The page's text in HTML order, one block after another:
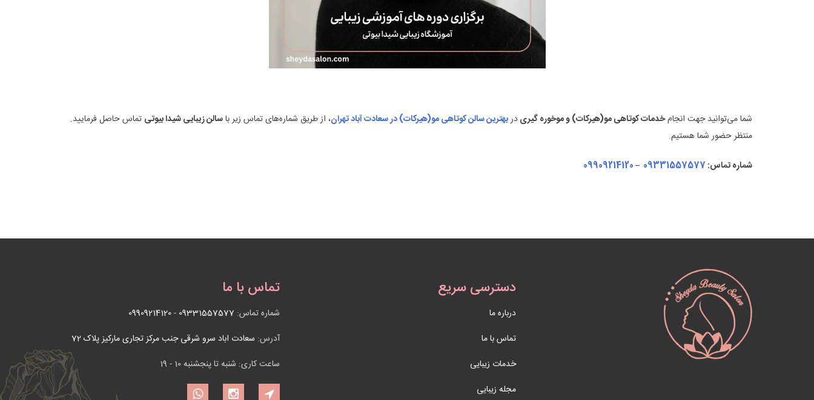
شما می‌توانید جهت انجامخدمات کوتاهی مو(هیرکات) و موخوره گیریدربهترین سالن کوتاهی مو(هیرکات) در سعادت آباد تهران، از طریق شماره‌های تماس زیر باسالن زیبایی شیدا بیوتی تماس حاصل فرمایید.
منتظر حضور شما هستیم.
شماره تماس: 09331557577
–
09909214120
دسترسی سریع
درباره ما
تماس با ما
خدمات زیبایی
مجله زیبایی
تماس با ما
شماره تماس: 09331557577
-
09909214120
آدرس: سعادت اباد سرو شرقی جنب مرکز تجاری مارکیز پلاک 72
ساعت کاری: شنبه تا پنجشنبه 10 - 19